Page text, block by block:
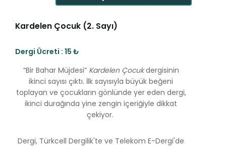
Kardelen Çocuk (2. Sayı)
Dergi Ücreti : 15 ₺
“Bir Bahar Müjdesi” Kardelen Çocukdergisinin
ikinci sayısı çıktı. İlk sayısıyla büyük beğeni
toplayan ve çocukların gönlünde yer eden dergi,
ikinci durağında yine zengin içeriğiyle dikkat
çekiyor.
Dergi, Türkcell Dergilik'te ve Telekom E-Dergi'de